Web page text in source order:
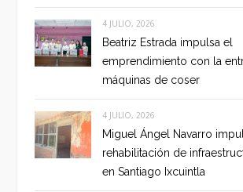
4 JULIO, 2026
Beatriz Estrada impulsa el
emprendimiento con la
máquinas de coser
4 JULIO, 2026
Miguel Ángel Navarro
rehabilitación de
en Santiago Ixcuintla